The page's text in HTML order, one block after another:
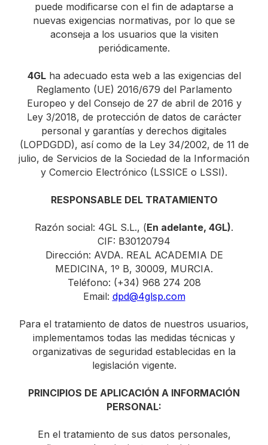
puede modificarse con el fin de adaptarse a
nuevas exigencias normativas, por lo que se
aconseja a los usuarios que la visiten
periódicamente.
4GLha adecuado esta web a las exigencias del
Reglamento (UE) 2016/679 del Parlamento
Europeo y del Consejo de 27 de abril de 2016 y
Ley 3/2018, de protección de datos de carácter
personal y garantías y derechos digitales
(LOPDGDD), así como de la Ley 34/2002, de 11 de
julio, de Servicios de la Sociedad de la Información
y Comercio Electrónico (LSSICE o LSSI).
RESPONSABLE DEL TRATAMIENTO
Razón social: 4GL S.L., (En adelante, 4GL).
CIF: B30120794
Dirección: AVDA. REAL ACADEMIA DE
MEDICINA, 1º B, 30009, MURCIA.
Teléfono: (+34) 968 274 208
Email: dpd@4glsp.com
Para el tratamiento de datos de nuestros usuarios,
implementamos todas las medidas técnicas y
organizativas de seguridad establecidas en la
legislación vigente.
PRINCIPIOS DE APLICACIÓN A INFORMACIÓN
PERSONAL:
En el tratamiento de sus datos personales,